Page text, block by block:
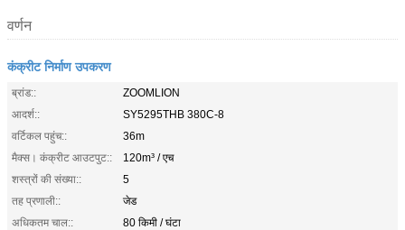
वर्णन
कंक्रीट निर्माण उपकरण
ब्रांड::
ZOOMLION
आदर्श::
SY5295THB 380C-8
वर्टिकल पहुंच::
36m
मैक्स। कंक्रीट आउटपुट::
120m³ / एच
शस्त्रों की संख्या::
5
तह प्रणाली::
जेड
अधिकतम चाल::
80 किमी / घंटा